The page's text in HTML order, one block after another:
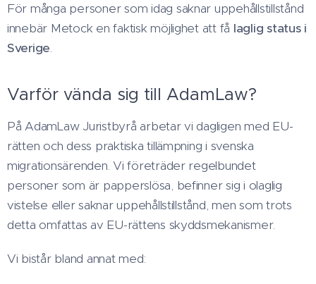
För många personer som idag saknar uppehållstillstånd
innebär Metock en faktisk möjlighet att få laglig status i
Sverige.
Varför vända sig till AdamLaw?
På AdamLaw Juristbyrå arbetar vi dagligen med EU-
rätten och dess praktiska tillämpning i svenska
migrationsärenden. Vi företräder regelbundet
personer som är papperslösa, befinner sig i olaglig
vistelse eller saknar uppehållstillstånd, men som trots
detta omfattas av EU-rättens skyddsmekanismer.
Vi bistår bland annat med: